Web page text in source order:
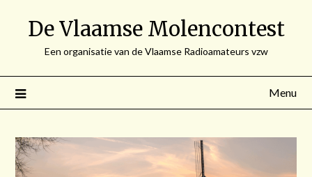
De Vlaamse Molencontest
Een organisatie van de Vlaamse Radioamateurs vzw
Menu